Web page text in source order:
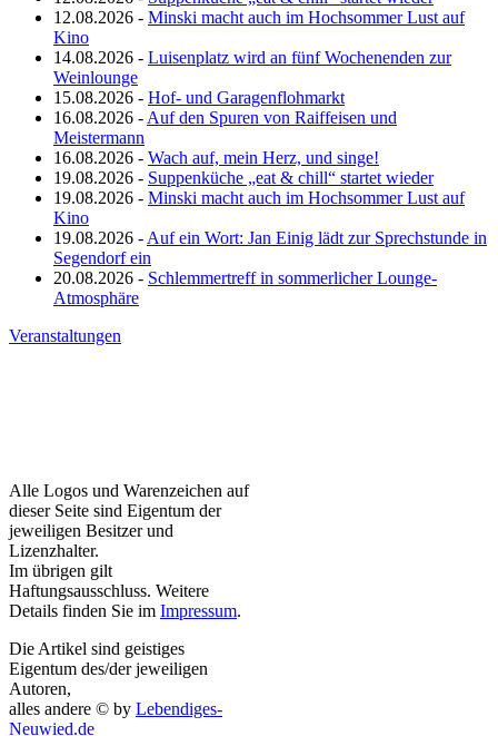
12.08.2026 - Minski macht auch im Hochsommer Lust auf
Kino
14.08.2026 - Luisenplatz wird an fünf Wochenenden zur
Weinlounge
15.08.2026 - Hof- und Garagenflohmarkt
16.08.2026 - Auf den Spuren von Raiffeisen und
Meistermann
16.08.2026 - Wach auf, mein Herz, und singe!
19.08.2026 - Suppenküche „eat & chill“ startet wieder
19.08.2026 - Minski macht auch im Hochsommer Lust auf
Kino
19.08.2026 - Auf ein Wort: Jan Einig lädt zur Sprechstunde in
Segendorf ein
20.08.2026 - Schlemmertreff in sommerlicher Lounge-
Atmosphäre
Veranstaltungen
Alle Logos und Warenzeichen auf
dieser Seite sind Eigentum der
jeweiligen Besitzer und
Lizenzhalter.
Im übrigen gilt
Haftungsausschluss. Weitere
Details finden Sie im Impressum.
Die Artikel sind geistiges
Eigentum des/der jeweiligen
Autoren,
alles andere © by Lebendiges-
Neuwied.de